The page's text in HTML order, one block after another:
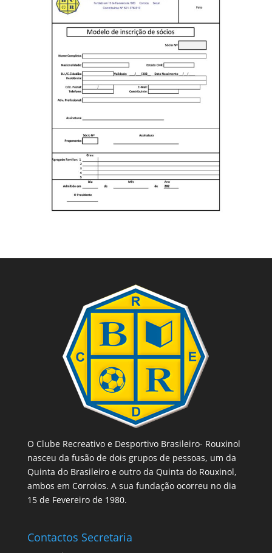
O Clube Recreativo e Desportivo Brasileiro- Rouxinol
nasceu da fusão de dois grupos de pessoas, um da
Quinta do Brasileiro e outro da Quinta do Rouxinol,
ambos em Corroios. A sua fundação ocorreu no dia
15 de Fevereiro de 1980.
Contactos Secretaria